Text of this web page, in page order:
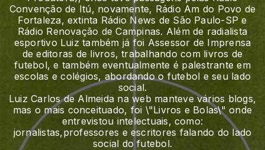
Convenção de Itú, novamente, Rádio Am do Povo de
Fortaleza, extinta Rádio News de São Paulo-SP e
Rádio Renovação de Campinas. Além de radialista
esportivo Luiz também já foi Assessor de Imprensa
de editoras de livros, trabalhando com livros de
futebol, e também eventualmente é palestrante em
escolas e colégios, abordando o futebol e seu lado
social.
Luiz Carlos de Almeida na web manteve vários blogs,
mas o mais conceituado, foi \"Livros e Bolas\" onde
entrevistou intelectuais, como:
jornalistas,professores e escritores falando do lado
social do futebol.